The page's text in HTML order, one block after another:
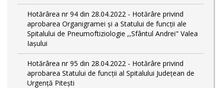
Hotărârea nr 94 din 28.04.2022 - Hotărâre privind
aprobarea Organigramei și a Statului de funcții ale
Spitalului de Pneumoftiziologie ,,Sfântul Andrei" Valea
Iașului
Hotărârea nr 95 din 28.04.2022 - Hotărâre privind
aprobarea Statului de funcții al Spitalului Județean de
Urgență Pitești